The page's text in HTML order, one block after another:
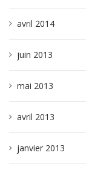
avril 2014
juin 2013
mai 2013
avril 2013
janvier 2013